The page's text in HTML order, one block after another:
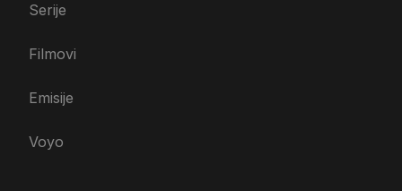
Serije
Filmovi
Emisije
Voyo